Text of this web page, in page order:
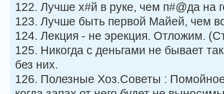
122. Лучше х#й в руке, чем п#@да на
123. Лучше быть первой Майей, чем
124. Лекция - не эрекция. Отложим.
125. Никогда с деньгами не бывает
без них.
126. Полезные Хоз.Советы :